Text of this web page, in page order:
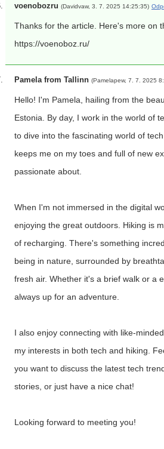
voenobozru (Davidvaw, 3. 7. 2025 14:25:35)
Thanks for the article. Here's more on
https://voenoboz.ru/
Pamela from Tallinn (Pamelapew, 7. 7. 2025
Hello! I'm Pamela, hailing from the
Estonia. By day, I work in the world of
to dive into the fascinating world of
keeps me on my toes and full of new
passionate about.
When I'm not immersed in the digital
enjoying the great outdoors. Hiking is
of recharging. There's something
being in nature, surrounded by
fresh air. Whether it's a brief walk or a
always up for an adventure.
I also enjoy connecting with like-
my interests in both tech and hiking.
you want to discuss the latest tech
stories, or just have a nice chat!
Looking forward to meeting you!